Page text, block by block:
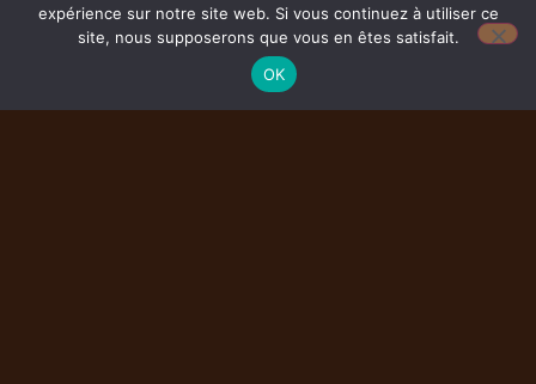
Contacter Nous
expérience sur notre site web. Si vous continuez à utiliser ce
site, nous supposerons que vous en êtes satisfait.
OK